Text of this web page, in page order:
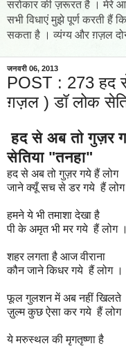
सरोकार की ज़रूरत है । मेरे
सभी विधाएं मुझे पूर्ण करती हैं
सकता है । व्यंग्य और ग़ज़ल
जनवरी 06, 2013
POST : 273 हद
ग़ज़ल ) डॉ लोक
हद से अब तो गुज़र
सेतिया "तनहा"
हद से अब तो गुज़र गये हैं लोग
जाने क्यूँ सच से डर गये हैं लोग
हमने ये भी तमाशा देखा है
पी के अमृत भी मर गये हैं लोग ।
शहर लगता है आज वीराना
कौन जाने किधर गये हैं लोग ।
फूल गुलशन में अब नहीं खिलते
ज़ुल्म कुछ ऐसा कर गये हैं लोग
ये मरुस्थल की मृगतृष्णा है